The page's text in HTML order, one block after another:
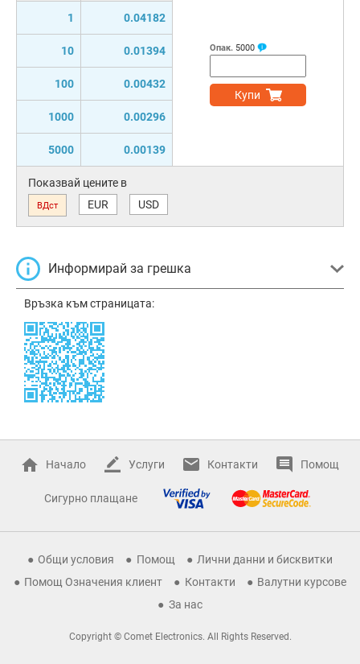
1 0.04182
10 0.01394
100 0.00432
1000 0.00296
5000 0.00139
Опак. 5000
Купи
Показвай цените в
ВДст EUR USD
Информирай за грешка
Връзка към страницата:
Начало Услуги Контакти Помощ
Сигурно плащане
Общи условия Помощ
Лични данни и бисквитки
Помощ Означения клиент
Контакти
Валутни курсове
За нас
Copyright © Comet Electronics. All Rights Reserved.